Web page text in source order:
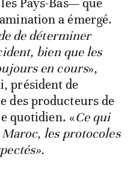
Pays-Bas— que
a émergé.
de déterminer
bien que les
en cours»,
président de
des producteurs de
quotidien. «Ce qui
Maroc, les protocoles